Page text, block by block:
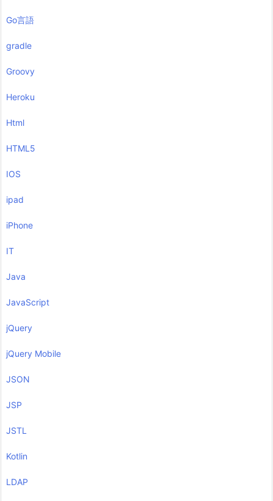
Go言語
gradle
Groovy
Heroku
Html
HTML5
IOS
ipad
iPhone
IT
Java
JavaScript
jQuery
jQuery Mobile
JSON
JSP
JSTL
Kotlin
LDAP